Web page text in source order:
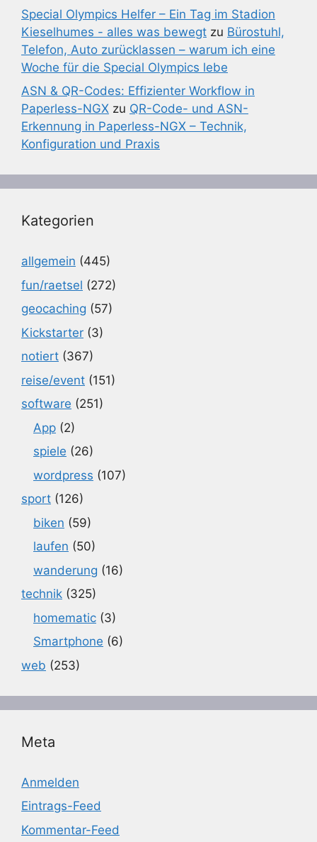
Special Olympics Helfer – Ein Tag im Stadion
Kieselhumes - alles was bewegt zu Bürostuhl,
Telefon, Auto zurücklassen – warum ich eine
Woche für die Special Olympics lebe
ASN & QR-Codes: Effizienter Workflow in
Paperless-NGX zu QR-Code- und ASN-
Erkennung in Paperless-NGX – Technik,
Konfiguration und Praxis
Kategorien
allgemein (445)
fun/raetsel (272)
geocaching (57)
Kickstarter (3)
notiert (367)
reise/event (151)
software (251)
App (2)
spiele (26)
wordpress (107)
sport (126)
biken (59)
laufen (50)
wanderung (16)
technik (325)
homematic (3)
Smartphone (6)
web (253)
Meta
Anmelden
Eintrags-Feed
Kommentar-Feed